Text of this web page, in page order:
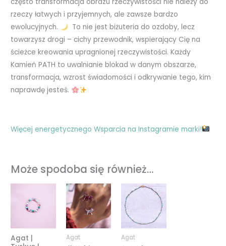
rzeczy łatwych i przyjemnych, ale zawsze bardzo
ewolucyjnych.
To nie jest biżuteria do ozdoby, lecz
towarzysz drogi – cichy przewodnik, wspierający Cię na
ścieżce kreowania upragnionej rzeczywistości. Każdy
Kamień PATH to uwalnianie blokad w danym obszarze,
transformacja, wzrost świadomości i odkrywanie tego, kim
naprawdę jesteś.
Więcej energetycznego Wsparcia na Instagramie marki!
Może spodoba się również…
Agat |
Agat
Zakres
cen:
od
219,00 zł
do
269,00 zł
Agat
Zakres
cen:
129,00 zł
do
209,00 zł